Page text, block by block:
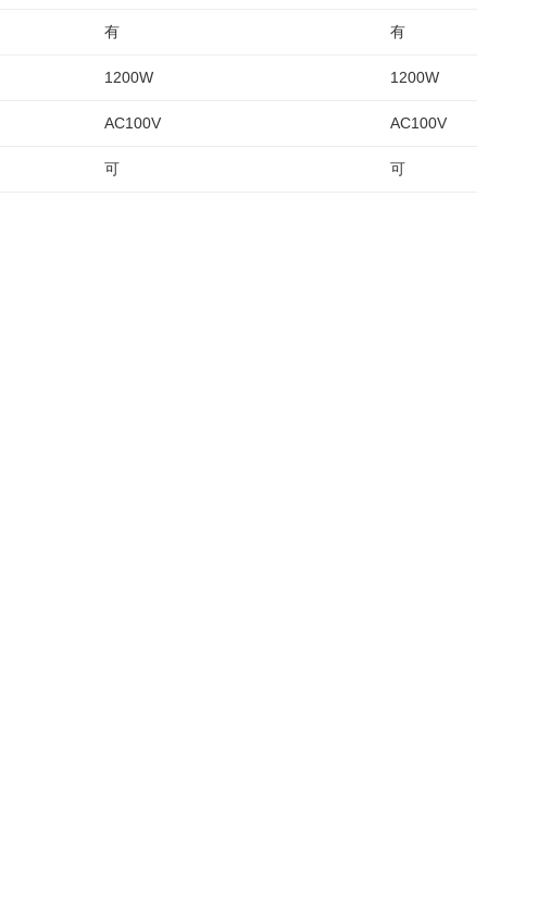
有
1200W
AC100V
可
有
1200W
AC100V
可